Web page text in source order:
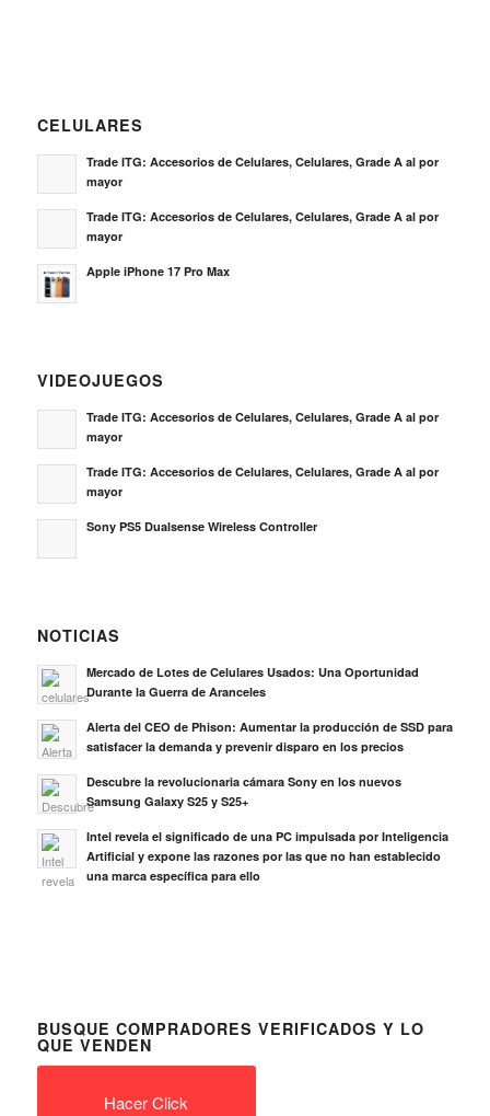
CELULARES
Trade ITG: Accesorios de Celulares, Celulares, Grade A al por
mayor
Trade ITG: Accesorios de Celulares, Celulares, Grade A al por
mayor
Apple iPhone 17 Pro Max
VIDEOJUEGOS
Trade ITG: Accesorios de Celulares, Celulares, Grade A al por
mayor
Trade ITG: Accesorios de Celulares, Celulares, Grade A al por
mayor
Sony PS5 Dualsense Wireless Controller
NOTICIAS
Mercado de Lotes de Celulares Usados: Una Oportunidad
Durante la Guerra de Aranceles
Alerta del CEO de Phison: Aumentar la producción de SSD para
satisfacer la demanda y prevenir disparo en los precios
Descubre la revolucionaria cámara Sony en los nuevos
Samsung Galaxy S25 y S25+
Intel revela el significado de una PC impulsada por Inteligencia
Artificial y expone las razones por las que no han establecido
una marca específica para ello
BUSQUE COMPRADORES VERIFICADOS Y LO
QUE VENDEN
Hacer Click